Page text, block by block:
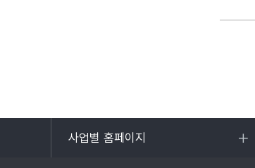
사업별 홈페이지
목록